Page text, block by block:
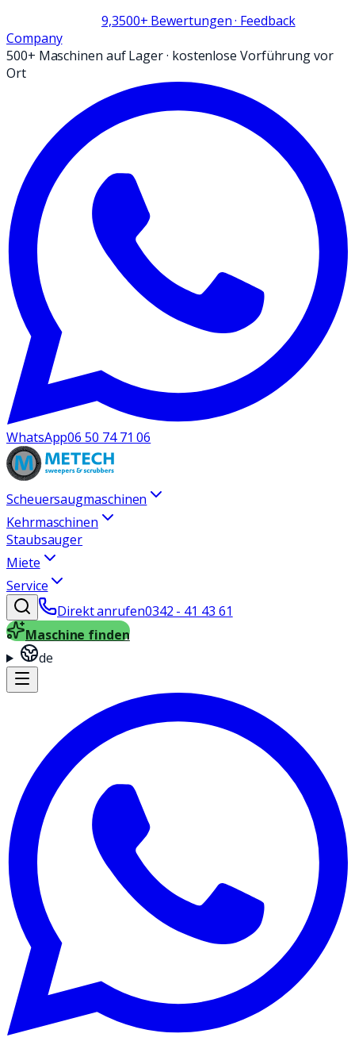
9,3500+ Bewertungen· Feedback
Company
500+ Maschinen auf Lager· kostenlose Vorführung vor
Ort
WhatsApp06 50 74 71 06
Scheuersaugmaschinen
Kehrmaschinen
Staubsauger
Miete
Service
Direkt anrufen0342 - 41 43 61
Maschine finden
de